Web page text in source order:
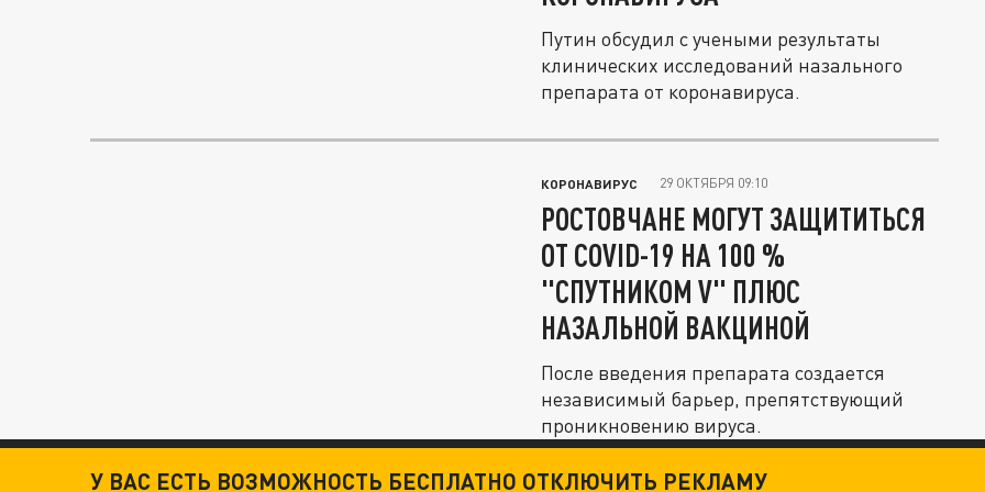
Путин обсудил с учеными результаты
клинических исследований назального
препарата от коронавируса.
КОРОНАВИРУС 29 ОКТЯБРЯ 09:10
РОСТОВЧАНЕ МОГУТ ЗАЩИТИТЬСЯ
ОТ СОVID-19 НА 100 %
"СПУТНИКОМ V" ПЛЮС
НАЗАЛЬНОЙ ВАКЦИНОЙ
После введения препарата создается
независимый барьер, препятствующий
проникновению вируса.
У ВАС ЕСТЬ ВОЗМОЖНОСТЬ БЕСПЛАТНО ОТКЛЮЧИТЬ РЕКЛАМУ